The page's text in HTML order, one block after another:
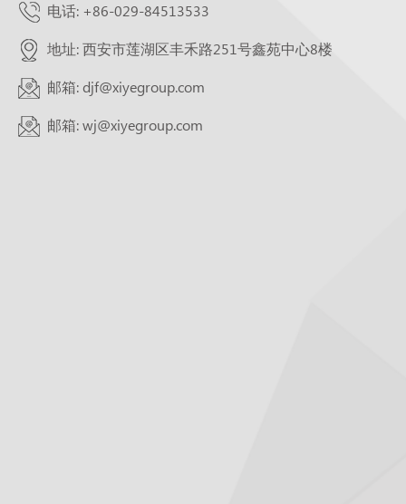
电话: +86-029-84513533
地址: 西安市莲湖区丰禾路251号鑫苑中心8楼
邮箱: djf@xiyegroup.com
邮箱: wj@xiyegroup.com